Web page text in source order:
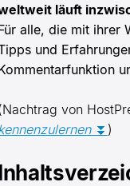
läuft
alle, die mit ihrer
und
von
⏬ )